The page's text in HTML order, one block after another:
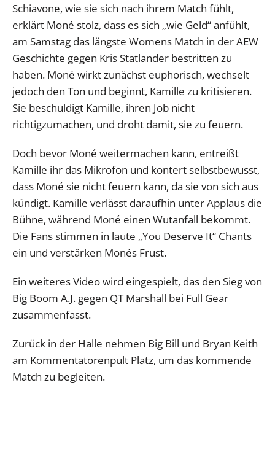
Schiavone, wie sie sich nach ihrem Match fühlt,
erklärt Moné stolz, dass es sich „wie Geld“ anfühlt,
am Samstag das längste Womens Match in der AEW
Geschichte gegen Kris Statlander bestritten zu
haben. Moné wirkt zunächst euphorisch, wechselt
jedoch den Ton und beginnt, Kamille zu kritisieren.
Sie beschuldigt Kamille, ihren Job nicht
richtigzumachen, und droht damit, sie zu feuern.
Doch bevor Moné weitermachen kann, entreißt
Kamille ihr das Mikrofon und kontert selbstbewusst,
dass Moné sie nicht feuern kann, da sie von sich aus
kündigt. Kamille verlässt daraufhin unter Applaus die
Bühne, während Moné einen Wutanfall bekommt.
Die Fans stimmen in laute „You Deserve It“ Chants
ein und verstärken Monés Frust.
Ein weiteres Video wird eingespielt, das den Sieg von
Big Boom A.J. gegen QT Marshall bei Full Gear
zusammenfasst.
Zurück in der Halle nehmen Big Bill und Bryan Keith
am Kommentatorenpult Platz, um das kommende
Match zu begleiten.